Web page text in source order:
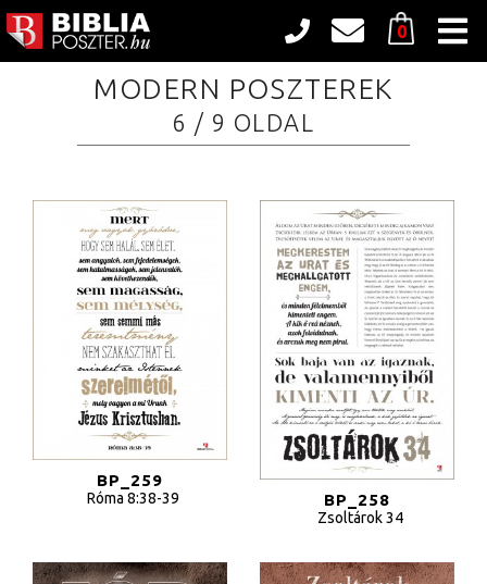
0
Poszterek
Fekete-Fehér
Modern
Természet
Város
Vintage
Angol nyelvű poszterek
Inspirációk
Tudnivalók és árak
Egyedi poszterek rendelése
Designbögrék
MODERN POSZTEREK
6 / 9 OLDAL
BP_259
Róma 8:38-39 BP_258
Zsoltárok 34